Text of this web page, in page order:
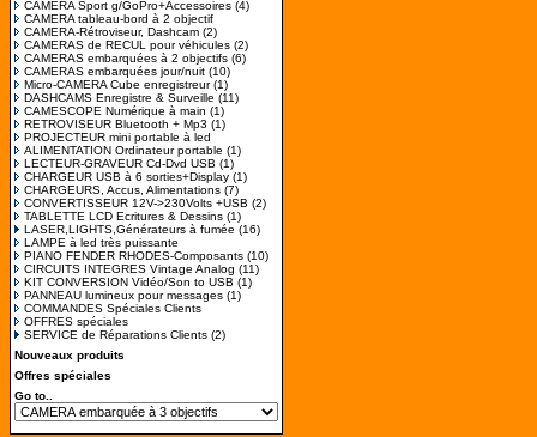
CAMERA Sport g/GoPro+Accessoires (4)
CAMERA tableau-bord à 2 objectif
CAMERA-Rétroviseur, Dashcam (2)
CAMERAS de RECUL pour véhicules (2)
CAMERAS embarquées à 2 objectifs (6)
CAMERAS embarquées jour/nuit (10)
Micro-CAMERA Cube enregistreur(1)
DASHCAMS Enregistre & Surveille (11)
CAMESCOPE Numérique à main (1)
RETROVISEUR Bluetooth + Mp3 (1)
PROJECTEUR mini portable à led
ALIMENTATION Ordinateur portable (1)
LECTEUR-GRAVEUR Cd-Dvd USB (1)
CHARGEUR USB à 6 sorties+Display (1)
CHARGEURS, Accus, Alimentations (7)
CONVERTISSEUR 12V->230Volts +USB (2)
TABLETTE LCD Ecritures & Dessins (1)
LASER,LIGHTS,Générateurs à fumée (16)
LAMPE à led très puissante
PIANO FENDER RHODES-Composants (10)
CIRCUITS INTEGRES Vintage Analog (11)
KIT CONVERSION Vidéo/Son to USB (1)
PANNEAU lumineux pour messages (1)
COMMANDES Spéciales Clients
OFFRES spéciales
SERVICE de Réparations Clients (2)
Nouveaux produits
Offres spéciales
Go to..